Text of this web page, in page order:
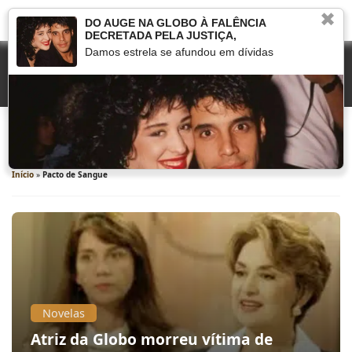
Pacto de Sangue
Início » Pacto de Sangue
Novelas
Atriz da Globo morreu vítima de
✖
DO AUGE NA GLOBO À FALÊNCIA
DECRETADA PELA JUSTIÇA,
Damos estrela se afundou em dívidas